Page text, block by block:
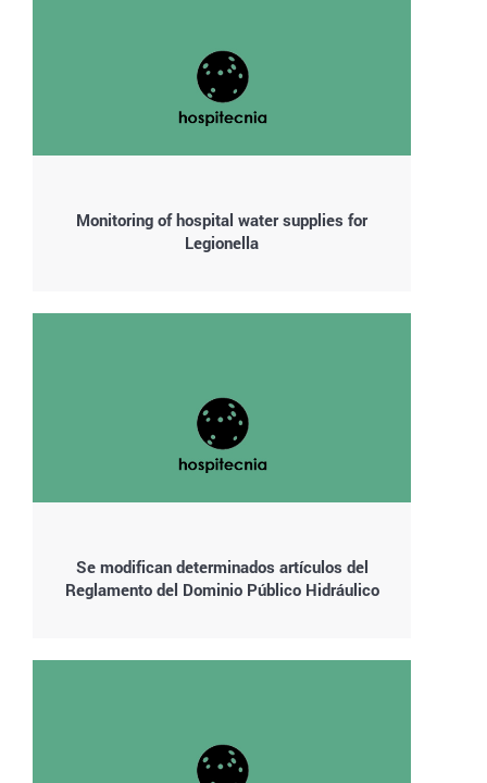
Monitoring of hospital water supplies for
Legionella
Se modifican determinados artículos del
Reglamento del Dominio Público Hidráulico